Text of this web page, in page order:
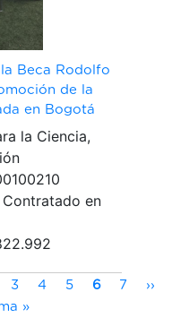
Beca Rodolfo
de la
en Bogotá
la Ciencia,
Contratado en
Page
3 Page
4 Page
5
Página
6 Page
7 ››
»